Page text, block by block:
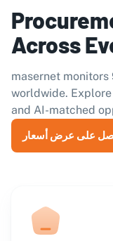
Across
masernet
worldwide.
and AI-matched
على عرض أسعار